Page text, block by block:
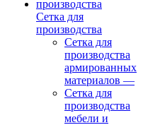
Сетка для
производства
Сетка для
производства
армированных
материалов —
Сетка для
производства
мебели и